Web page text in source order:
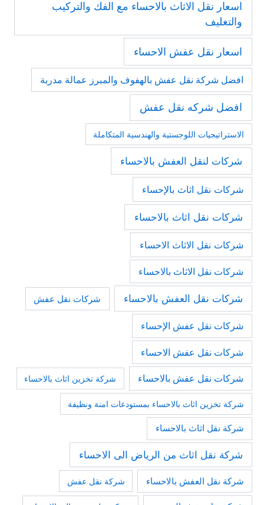
اسعار نقل الاثاث بالاحساء مع الفك والتركيب
والتغليف
اسعار نقل عفش الاحساء
افضل شركة نقل عفش بالهفوف والمبرز عمالة مدربة
افضل شركه نقل عفش
الاستراتيجيات اللوجستية والهندسية المتكاملة
شركات لنقل العفش بالاحساء
شركات نقل اثاث بالإحساء
شركات نقل اثاث بالاحساء
شركات نقل الاثاث الاحساء
شركات نقل الاثاث بالاحساء
شركات نقل العفش بالاحساء شركات نقل عفش
شركات نقل عفش الإحساء
شركات نقل عفش الاحساء
شركات نقل عفش بالاحساء شركة تخزين اثاث بالاحساء
شركة تخزين اثاث بالاحساء بمستودعات امنة ونظيفة
شركة نقل اثاث بالاحساء
شركة نقل اثاث من الرياض الى الاحساء
شركة نقل العفش بالاحساء شركة نقل عفش